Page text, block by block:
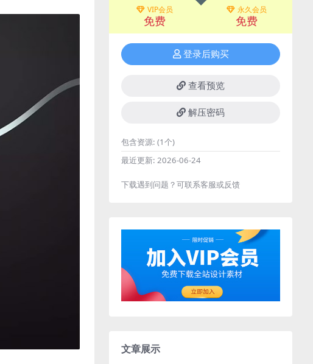
VIP会员
免费
永久会员
免费
登录后购买
查看预览
解压密码
包含资源: (1个)
最近更新: 2026-06-24
下载遇到问题？可联系客服或反馈
文章展示